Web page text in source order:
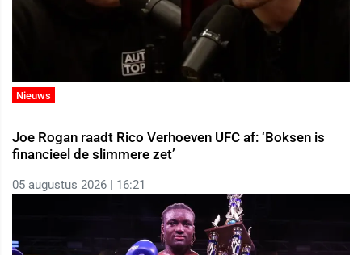
Nieuws
Joe Rogan raadt Rico Verhoeven UFC af: ‘Boksen is
financieel de slimmere zet’
05 augustus 2026 | 16:21